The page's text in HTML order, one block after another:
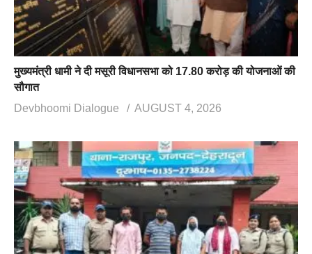
मुख्यमंत्री धामी ने दी मसूरी विधानसभा को 17.80 करोड़ की योजनाओं की
सौगात
Devbhoomi Dialogue
AUGUST 4, 2026